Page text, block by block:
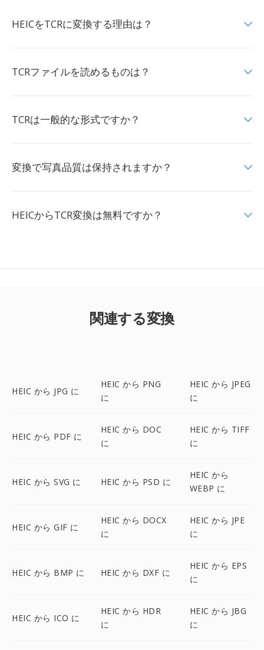
HEICをTCRに変換する理由は？
TCRファイルを読めるものは？
TCRは一般的な形式ですか？
変換で写真品質は保持されますか？
HEICからTCR変換は無料ですか？
関連する変換
HEIC から JPG に
HEIC から PNG
に
HEIC から JPEG
に
HEIC から PDF に
HEIC から DOC
に
HEIC から TIFF
に
HEIC から SVG に HEIC から PSD に
HEIC から
WEBP に
HEIC から GIF に
HEIC から DOCX
に
HEIC から JPE
に
HEIC から BMP に HEIC から DXF に
HEIC から EPS
に
HEIC から ICO に
HEIC から HDR
に
HEIC から JBG
に